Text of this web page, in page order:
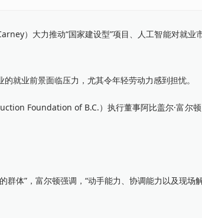
）大力推动“国家建设型”项目、人工智能对就
就业前景面临压力，尤其令年轻劳动力感到担忧。
Foundation of B.C.）执行董事阿比盖尔·富尔
群体”，富尔顿强调，“动手能力、协调能力以及现场